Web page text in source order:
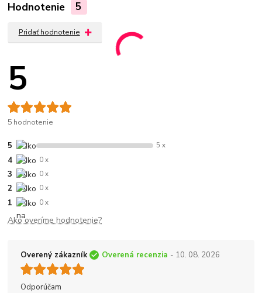
Hodnotenie 5
Pridať hodnotenie
5
5 hodnotenie
5 5 x
4 0 x
3 0 x
2 0 x
1 0 x
Ako overíme hodnotenie?
Overený zákazník Overená recenzia - 10. 08. 2026
Odporúčam